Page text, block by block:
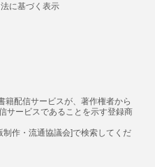
に基づく表示
籍配信サービスが、著作権者から
サービスであることを示す登録商
作・流通協議会]で検索してくだ